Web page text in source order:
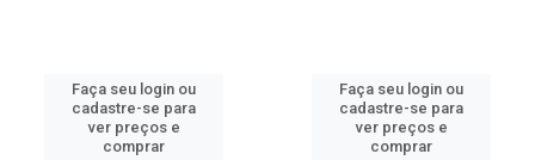
Faça seu login ou
cadastre-se para
ver preços e
comprar
Faça seu login ou
cadastre-se para
ver preços e
comprar